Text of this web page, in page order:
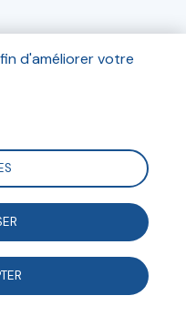
d'améliorer votre